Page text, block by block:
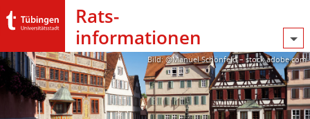
Rats­
informationen
Bild: @Manuel Schönfeld – stock.adobe.com